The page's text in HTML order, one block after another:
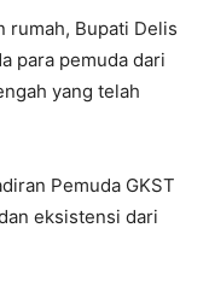
rumah, Bupati Delis
para pemuda dari
yang telah
Pemuda GKST
eksistensi dari